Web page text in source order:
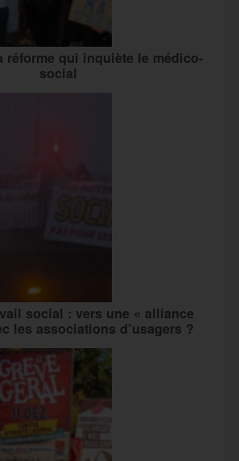
réforme qui inquiète le médico-
social
social : vers une « alliance
les associations d’usagers ?